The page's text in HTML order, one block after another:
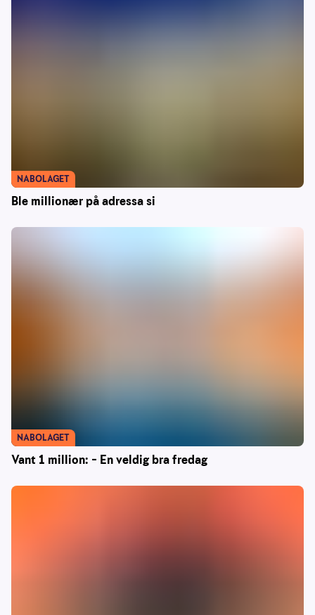
Ble millionær på adressa si
NABOLAGET
Vant 1 million: – En veldig bra fredag
NABOLAGET